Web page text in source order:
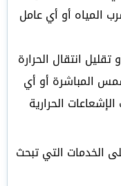
المياه أو أي عامل
انتقال الحرارة
المباشرة أو أي
الحرارية
الخدمات التي تبحث